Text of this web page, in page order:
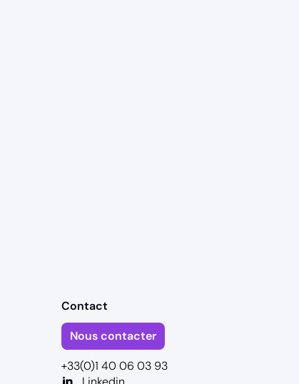
Contact
Nous contacter
+33(0)1 40 06 03 93